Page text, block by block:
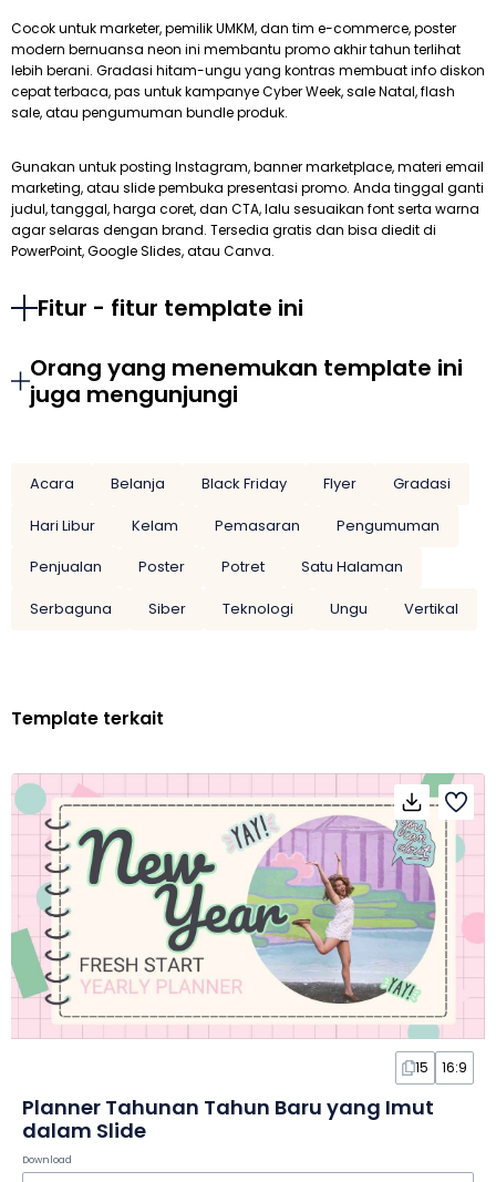
Cocok untuk marketer, pemilik UMKM, dan tim e-commerce, poster
modern bernuansa neon ini membantu promo akhir tahun terlihat
lebih berani. Gradasi hitam-ungu yang kontras membuat info diskon
cepat terbaca, pas untuk kampanye Cyber Week, sale Natal, flash
sale, atau pengumuman bundle produk.
Gunakan untuk posting Instagram, banner marketplace, materi email
marketing, atau slide pembuka presentasi promo. Anda tinggal ganti
judul, tanggal, harga coret, dan CTA, lalu sesuaikan font serta warna
agar selaras dengan brand. Tersedia gratis dan bisa diedit di
PowerPoint, Google Slides, atau Canva.
Fitur - fitur template ini
Orang yang menemukan template ini
juga mengunjungi
Acara Belanja Black Friday Flyer
Gradasi
Hari Libur
Kelam Pemasaran
Pengumuman
Penjualan
Poster Potret
Satu Halaman
Serbaguna
Siber Teknologi Ungu Vertikal
Template terkait
15 16:9
Planner Tahunan Tahun Baru yang Imut
dalam Slide
Download